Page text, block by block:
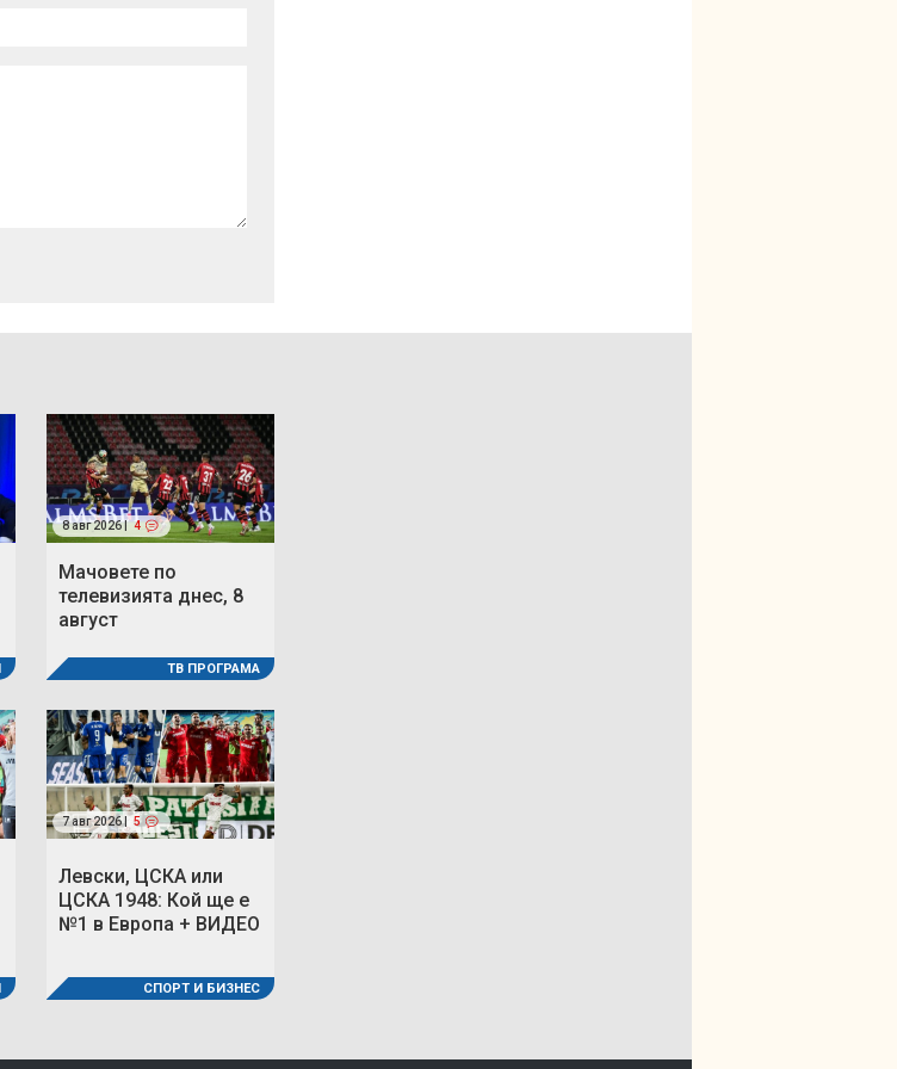
8 авг 2026 | 4
Мачовете по
телевизията днес, 8
август
ТВ ПРОГРАМА
7 авг 2026 | 5
Левски, ЦСКА или
ЦСКА 1948: Кой ще е
№1 в Европа + ВИДЕО
СПОРТ И БИЗНЕС